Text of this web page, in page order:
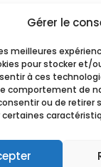
Gérer le
meilleures
pour stocker et/
à ces
comportement de
ou de